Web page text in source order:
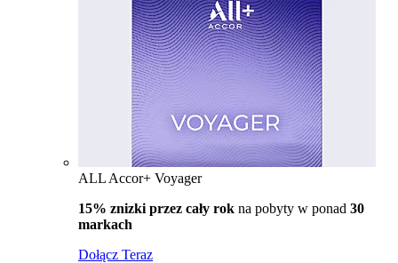
ALL Accor+ Voyager
15% znizki przez cały rok na pobyty w ponad 30
markach
Dołącz Teraz